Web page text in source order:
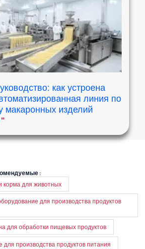
как устроена
линия по
макаронных изделий
"
:
корма для животных
для производства продуктов
для обработки пищевых продуктов
для производства продуктов питания